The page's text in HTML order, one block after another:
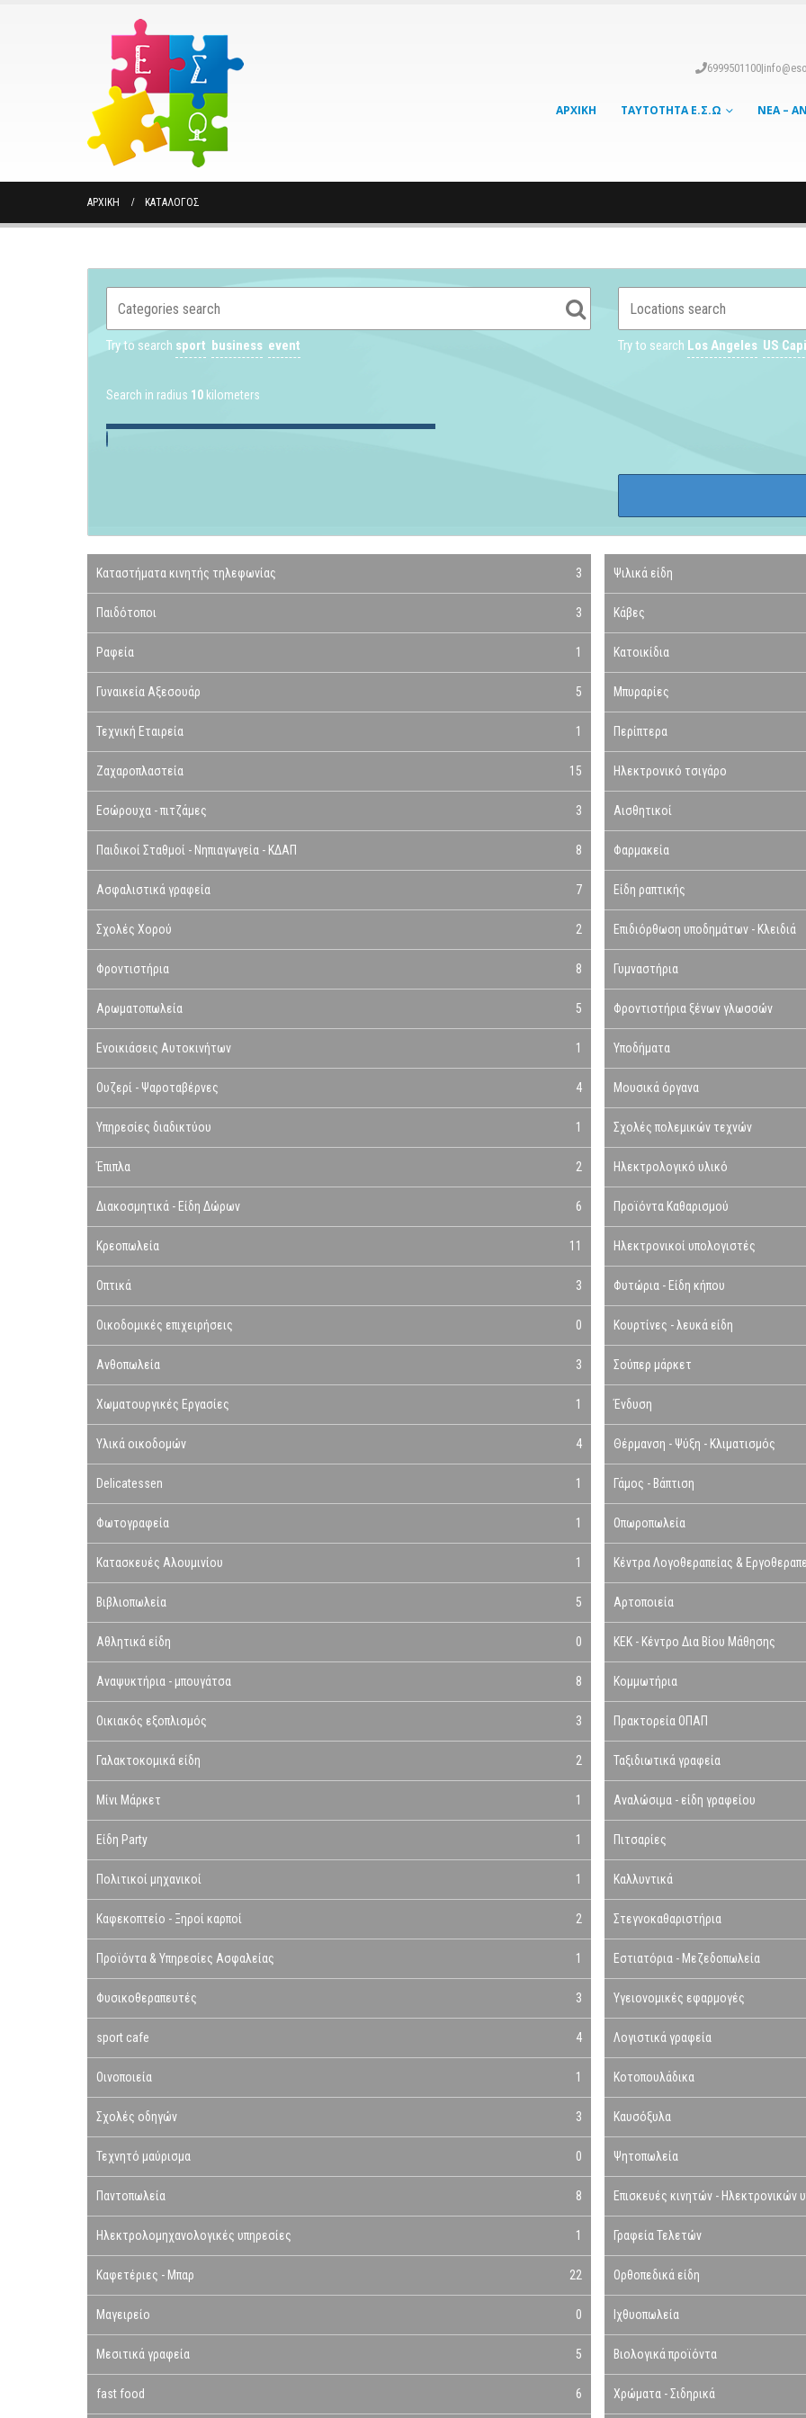
6999501100|
ΑΡΧΙΚΉ ΤΑΥΤΌΤΗΤΑ Ε.Σ.Ω ΝΈΑ –
ΑΡΧΙΚΉ ΚΑΤΆΛΟΓΟΣ
Try to search sport business event Try to search Los Angeles US
Search in radius 10 kilometers
Καταστήματα κινητής τηλεφωνίας 3 Ψιλικά είδη
Παιδότοποι 3 Κάβες
Ραφεία 1 Κατοικίδια
Γυναικεία Αξεσουάρ 5 Μπυραρίες
Τεχνική Εταιρεία 1 Περίπτερα
Ζαχαροπλαστεία 15 Ηλεκτρονικό τσιγάρο
Εσώρουχα - πιτζάμες 3 Αισθητικοί
Παιδικοί Σταθμοί - Νηπιαγωγεία - ΚΔΑΠ 8 Φαρμακεία
Ασφαλιστικά γραφεία 7 Είδη ραπτικής
Σχολές Χορού 2 Επιδιόρθωση υποδημάτων - Κλειδιά
Φροντιστήρια 8 Γυμναστήρια
Αρωματοπωλεία 5 Φροντιστήρια ξένων γλωσσών
Ενοικιάσεις Αυτοκινήτων 1 Υποδήματα
Ουζερί - Ψαροταβέρνες 4 Μουσικά όργανα
Υπηρεσίες διαδικτύου 1 Σχολές πολεμικών τεχνών
Έπιπλα 2 Ηλεκτρολογικό υλικό
Διακοσμητικά - Είδη Δώρων 6 Προϊόντα Καθαρισμού
Κρεοπωλεία 11 Ηλεκτρονικοί υπολογιστές
Οπτικά 3 Φυτώρια - Είδη κήπου
Οικοδομικές επιχειρήσεις 0 Κουρτίνες - λευκά είδη
Ανθοπωλεία 3 Σούπερ μάρκετ
Χωματουργικές Εργασίες 1 Ένδυση
Υλικά οικοδομών 4 Θέρμανση - Ψύξη - Κλιματισμός
Delicatessen 1 Γάμος - Βάπτιση
Φωτογραφεία 1 Οπωροπωλεία
Κατασκευές Αλουμινίου 1 Κέντρα Λογοθεραπείας &
Βιβλιοπωλεία 5 Αρτοποιεία
Αθλητικά είδη 0 ΚΕΚ - Κέντρο Δια Βίου Μάθησης
Αναψυκτήρια - μπουγάτσα 8 Κομμωτήρια
Οικιακός εξοπλισμός 3 Πρακτορεία ΟΠΑΠ
Γαλακτοκομικά είδη 2 Ταξιδιωτικά γραφεία
Μίνι Μάρκετ 1 Αναλώσιμα - είδη γραφείου
Είδη Party 1 Πιτσαρίες
Πολιτικοί μηχανικοί 1 Καλλυντικά
Καφεκοπτείο - Ξηροί καρποί 2 Στεγνοκαθαριστήρια
Προϊόντα & Υπηρεσίες Ασφαλείας 1 Εστιατόρια - Μεζεδοπωλεία
Φυσικοθεραπευτές 3 Υγειονομικές εφαρμογές
sport cafe 4 Λογιστικά γραφεία
Οινοποιεία 1 Κοτοπουλάδικα
Σχολές οδηγών 3 Καυσόξυλα
Τεχνητό μαύρισμα 0 Ψητοπωλεία
Παντοπωλεία 8 Επισκευές κινητών - Ηλεκτρονικών
Ηλεκτρολομηχανολογικές υπηρεσίες 1 Γραφεία Τελετών
Καφετέριες - Μπαρ 22 Ορθοπεδικά είδη
Μαγειρείο 0 Ιχθυοπωλεία
Μεσιτικά γραφεία 5 Βιολογικά προϊόντα
fast food 6 Χρώματα - Σιδηρικά